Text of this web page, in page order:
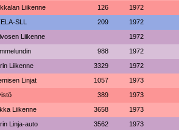
Liikenne 126 1972
SLL 209 1972
Liikenne 1972
988 1972
Liikenne 3329 1972
Linjat 1057 1973
389 1973
Liikenne 3658 1973
Linja-auto 3562 1973